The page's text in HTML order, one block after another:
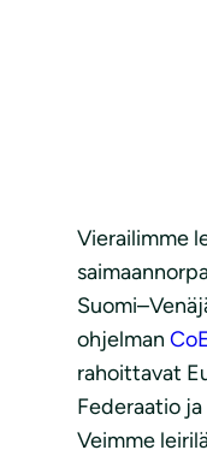
Vierailimme
ohjelman
rahoittavat
Federaatio ja
Veimme